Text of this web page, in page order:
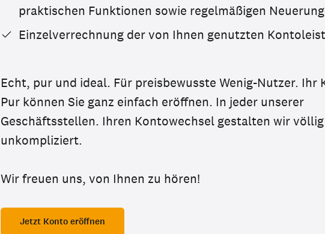
praktischen Funktionen sowie regelmäßigen
Einzelverrechnung der von Ihnen genutzten
Echt, pur und ideal. Für preisbewusste Wenig-Nutzer. Ihr
Pur können Sie ganz einfach eröffnen. In jeder unserer
Geschäftsstellen. Ihren Kontowechsel gestalten wir völlig
unkompliziert.
Wir freuen uns, von Ihnen zu hören!
Jetzt Konto eröffnen